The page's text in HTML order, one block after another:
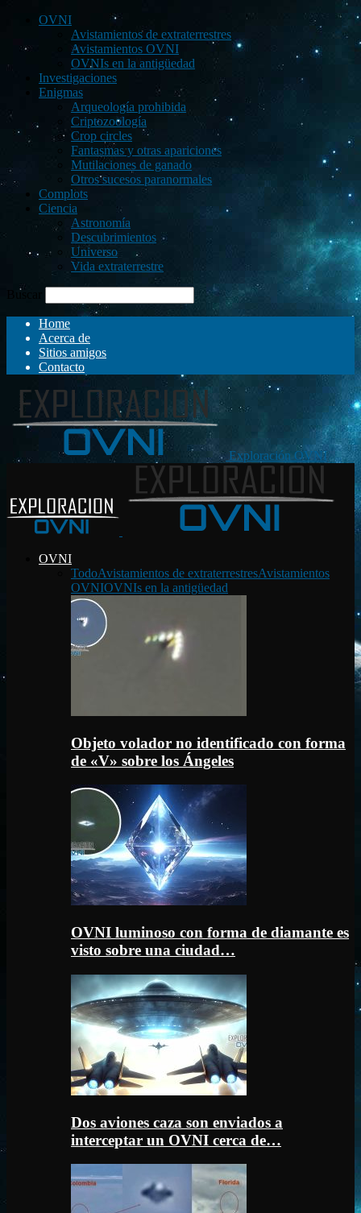
OVNI
Avistamientos de extraterrestres
Avistamientos OVNI
OVNIs en la antigüedad
Investigaciones
Enigmas
Arqueología prohibida
Criptozoología
Crop circles
Fantasmas y otras apariciones
Mutilaciones de ganado
Otros sucesos paranormales
Complots
Ciencia
Astronomía
Descubrimientos
Universo
Vida extraterrestre
Buscar
Home
Acerca de
Sitios amigos
Contacto
Exploración OVNI
OVNI
TodoAvistamientos de extraterrestresAvistamientos
OVNIOVNIs en la antigüedad
Objeto volador no identificado con forma
de «V» sobre los Ángeles
OVNI luminoso con forma de diamante es
visto sobre una ciudad…
Dos aviones caza son enviados a
interceptar un OVNI cerca de…